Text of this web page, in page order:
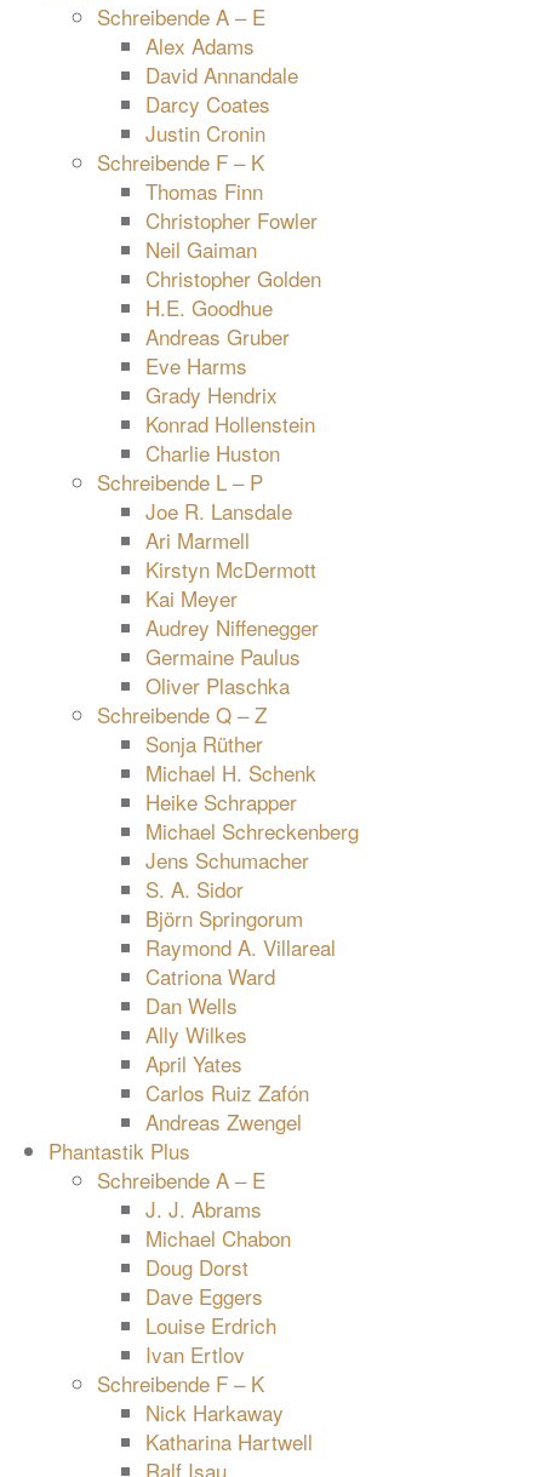
Schreibende A – E
Alex Adams
David Annandale
Darcy Coates
Justin Cronin
Schreibende F – K
Thomas Finn
Christopher Fowler
Neil Gaiman
Christopher Golden
H.E. Goodhue
Andreas Gruber
Eve Harms
Grady Hendrix
Konrad Hollenstein
Charlie Huston
Schreibende L – P
Joe R. Lansdale
Ari Marmell
Kirstyn McDermott
Kai Meyer
Audrey Niffenegger
Germaine Paulus
Oliver Plaschka
Schreibende Q – Z
Sonja Rüther
Michael H. Schenk
Heike Schrapper
Michael Schreckenberg
Jens Schumacher
S. A. Sidor
Björn Springorum
Raymond A. Villareal
Catriona Ward
Dan Wells
Ally Wilkes
April Yates
Carlos Ruiz Zafón
Andreas Zwengel
Phantastik Plus
Schreibende A – E
J. J. Abrams
Michael Chabon
Doug Dorst
Dave Eggers
Louise Erdrich
Ivan Ertlov
Schreibende F – K
Nick Harkaway
Katharina Hartwell
Ralf Isau